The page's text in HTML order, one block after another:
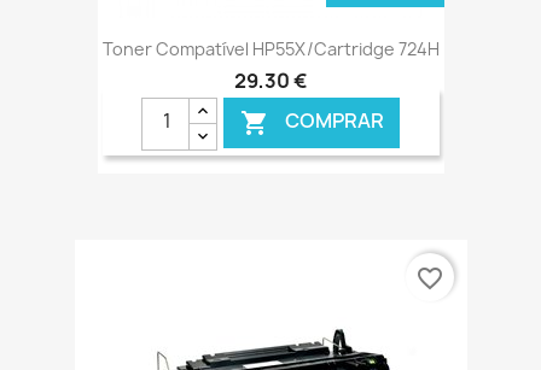
Toner Compatível HP55X/Cartridge 724H
29,30 €
 COMPRAR
favorite_border